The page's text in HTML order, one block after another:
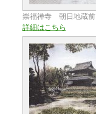
崇福禅寺 朝日地蔵前
詳細はこちら